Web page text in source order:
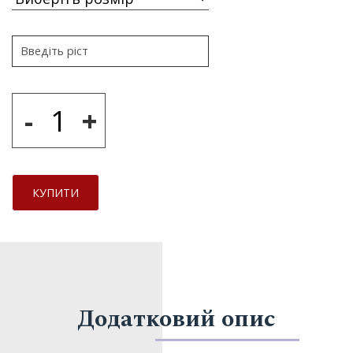
- +
КУПИТИ
Додатковий опис